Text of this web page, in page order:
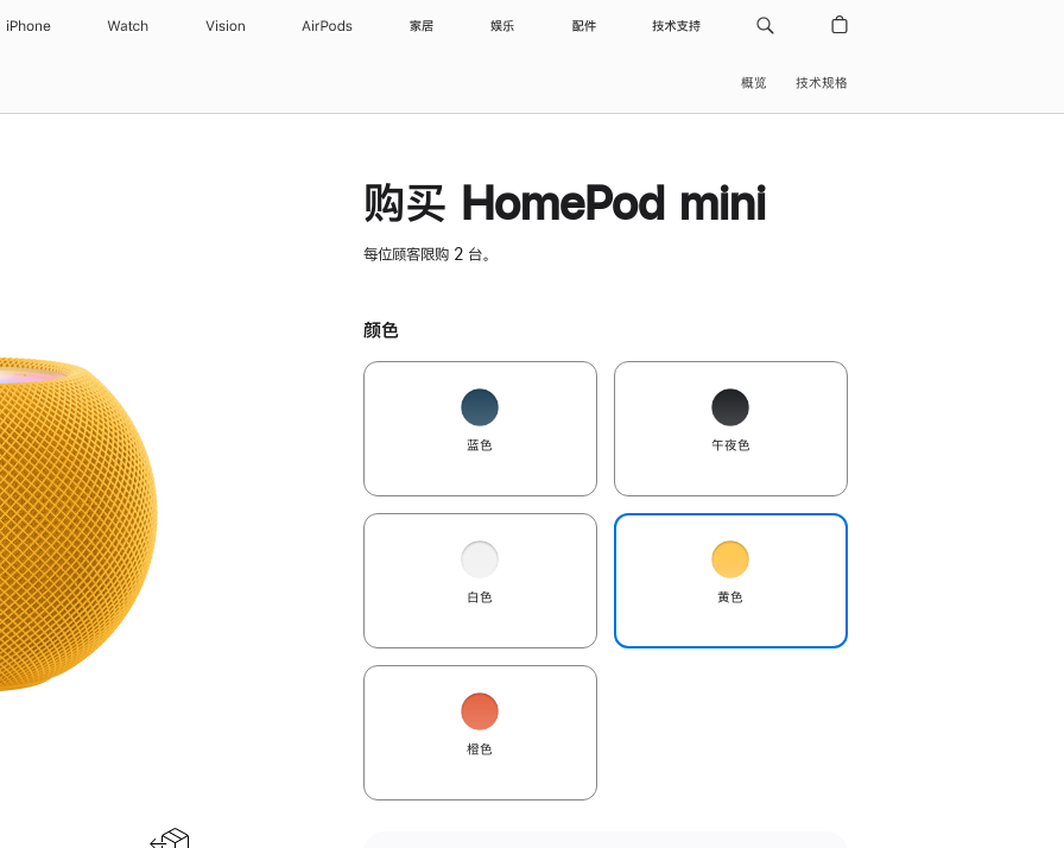
iPhone Watch Vision AirPods 家居 娱乐 配件 技术支持
概览 技术规格
购买 HomePod mini
每位顾客限购 2 台。
颜色
蓝色 午夜色
白色 黄色
橙色